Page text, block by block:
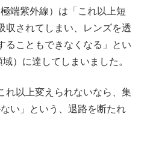
端紫外線）は「これ以上短
収されてしまい、レンズを透
ることもできなくなる」とい
）に達してしまいました。
以上変えられないなら、集
い」という、退路を断たれ